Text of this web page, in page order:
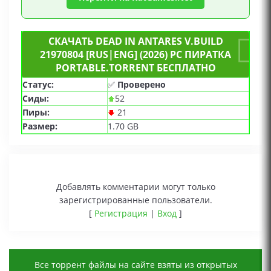
СКАЧАТЬ DEAD IN ANTARES V.BUILD
21970804 [RUS|ENG] (2026) PC ПИРАТКА
PORTABLE.TORRENT БЕСПЛАТНО
Статус: ✅ Проверено
Сиды:
52
Пиры:
21
Размер:
1.70 GB
Добавлять комментарии могут только
зарегистрированные пользователи.
[ Регистрация | Вход ]
Все торрент файлы на сайте взяты из открытых